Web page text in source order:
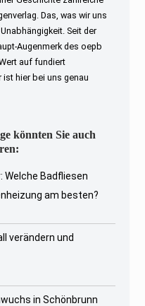
Das, was wir uns
Seit der
Augenmerk des oepb
auf fundiert
ist hier bei uns genau
könnten Sie auch
Welche Badfliesen
am besten?
verändern und
in Schönbrunn